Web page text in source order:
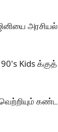
அரசியல்
Kids க்குத்
கண்ட